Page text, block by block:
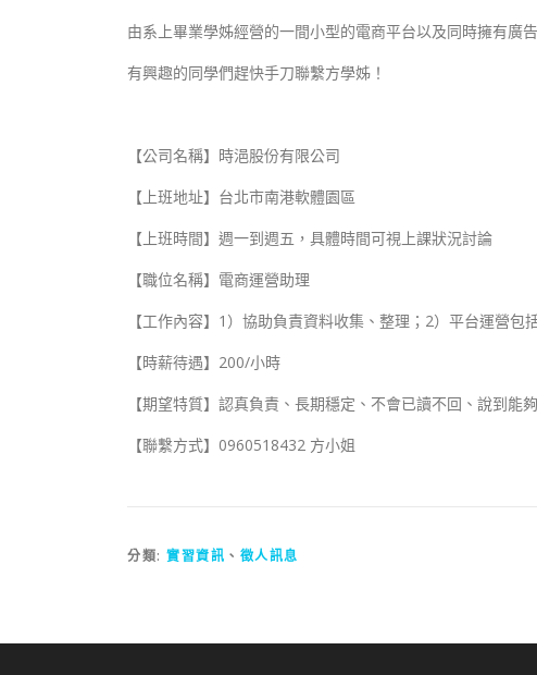
由系上畢業學姊經營的一間小型的電商平台以及同時擁有廣
有興趣的同學們趕快手刀聯繫方學姊！
【公司名稱】時浥股份有限公司
【上班地址】台北市南港軟體園區
【上班時間】週一到週五，具體時間可視上課狀況討論
【職位名稱】電商運營助理
【工作內容】1）協助負責資料收集、整理；2）平台運營
【時薪待遇】200/小時
【期望特質】認真負責、長期穩定、不會已讀不回、說到能
【聯繫方式】0960518432 方小姐
分類: 實習資訊 、 徵人訊息